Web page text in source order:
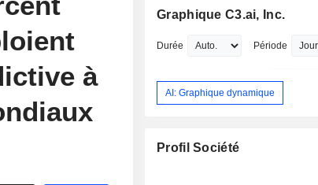
à
Graphique C3.ai, Inc.
Durée Période
AI: Graphique dynamique
Profil Société